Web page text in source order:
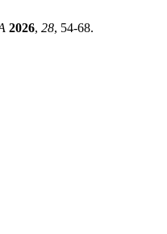
2026, 28, 54-68.